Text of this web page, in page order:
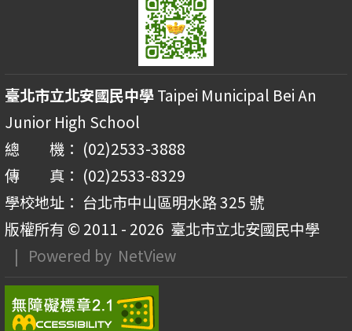
臺北市立北安國民中學Taipei Municipal Bei An
Junior High School
總 機： (02)2533-3888
傳 真： (02)2533-8329
學校地址： 台北市中山區明水路 325 號
版權所有 © 2011 - 2026 臺北市立北安國民中學
| Powered by NetView